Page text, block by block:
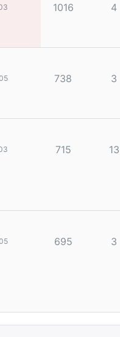
ёстой
1016 4
738 3
715 13
695 3